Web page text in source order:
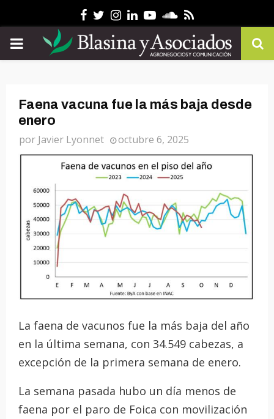
Facebook
Twitter
Instagram
Linkedin
YoutubeSoundcloud
Rss
PRIMARY
Faena vacuna fue la más baja desde
enero
por Javier Lyonnet octubre 6, 2025
La faena de vacunos fue la más baja del año
en la última semana, con 34.549 cabezas, a
excepción de la primera semana de enero.
La semana pasada hubo un día menos de
faena por el paro de Foica con movilización